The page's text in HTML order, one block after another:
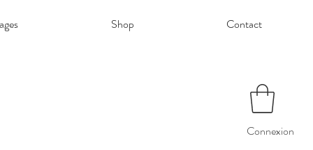
Shop Contact
Connexion